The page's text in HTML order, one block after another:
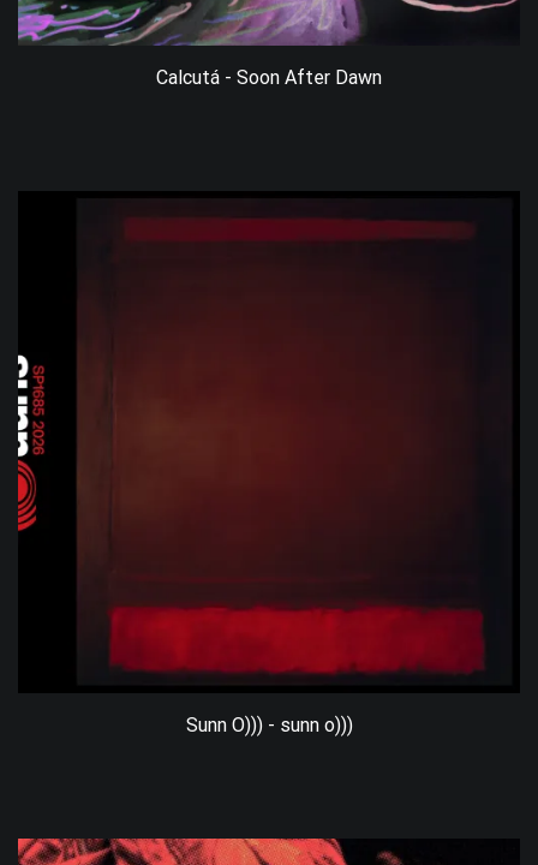
Calcutá - Soon After Dawn
Sunn O))) - sunn o)))